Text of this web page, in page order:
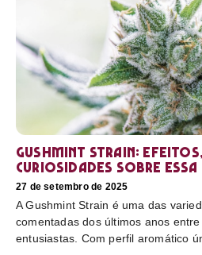
Gushmint Strain:
curiosidades sobre
27 de setembro de 2025
A Gushmint Strain é uma das
comentadas dos últimos anos
entusiastas. Com perfil aromático